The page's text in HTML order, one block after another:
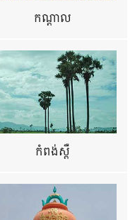
កណ្តាល
កំពង់ស្ពឺ